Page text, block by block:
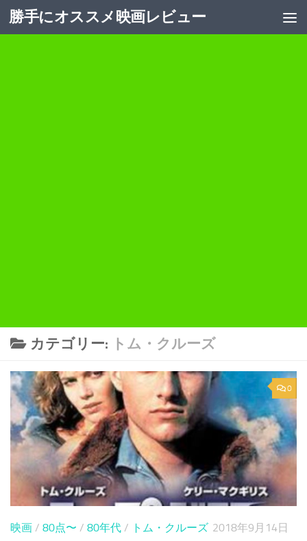
コンテンツへスキップ
勝手にオススメ映画レビュー
カテゴリー: トム・クルーズ
0
映画 / 80点〜 / 80年代 / トム・クルーズ 2018年9月14日